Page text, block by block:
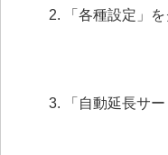
「各種設定」
「自動延長サ